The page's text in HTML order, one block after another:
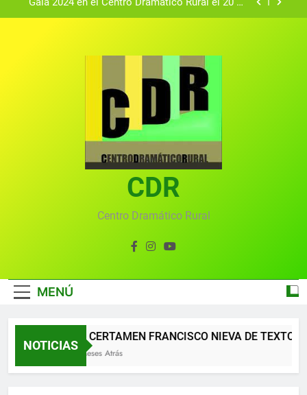
Gala 2024 en el Centro Dramático Rural el 20 de
convocado por el Centro Dramático Rural de Mira
(Cuenca)
Gala anual virtual del Centro Dramático Rural de
Gala del Centro Dramático Rural 2025
Gala 2024 en el Centro Dramático Rural el 20 de
Textos seleccionados en el VI Certamen
Francisco Nieva de piezas breves teatrales
convocado por el Centro Dramático Rural de Mira
Gala anual virtual del Centro Dramático Rural de
CDR
Centro Dramático Rural
MENÚ
NOTICIAS
XII CERTAMEN FRANCISCO NIEVA DE TEXTOS
2 Meses Atrás